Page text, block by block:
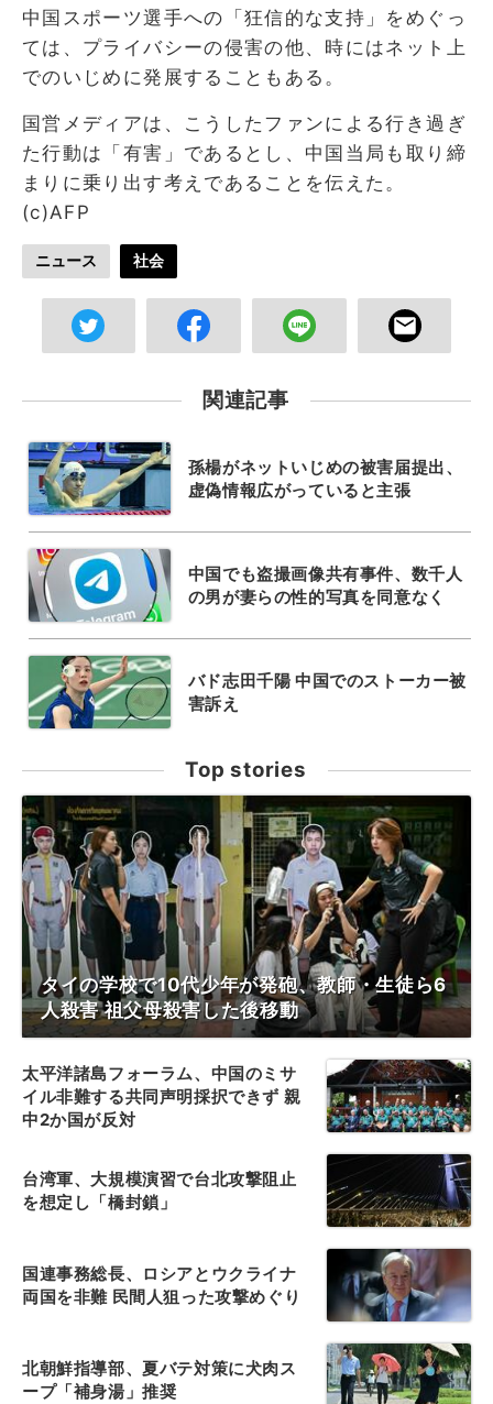
中国スポーツ選手への「狂信的な支持」をめぐっ
ては、プライバシーの侵害の他、時にはネット上
でのいじめに発展することもある。
国営メディアは、こうしたファンによる行き過ぎ
た行動は「有害」であるとし、中国当局も取り締
まりに乗り出す考えであることを伝えた。
(c)AFP
ニュース 社会
関連記事
孫楊がネットいじめの被害届提出、
虚偽情報広がっていると主張
中国でも盗撮画像共有事件、数千人
の男が妻らの性的写真を同意なく
バド志田千陽 中国でのストーカー被
害訴え
Top stories
タイの学校で10代少年が発砲、教師・生徒ら6
人殺害 祖父母殺害した後移動
太平洋諸島フォーラム、中国のミサ
イル非難する共同声明採択できず 親
中2か国が反対
台湾軍、大規模演習で台北攻撃阻止
を想定し「橋封鎖」
国連事務総長、ロシアとウクライナ
両国を非難 民間人狙った攻撃めぐり
北朝鮮指導部、夏バテ対策に犬肉ス
ープ「補身湯」推奨